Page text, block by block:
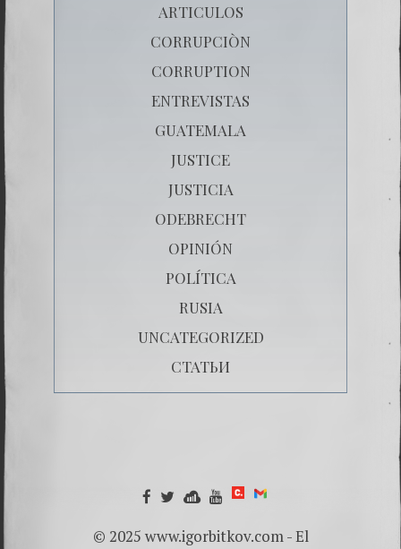
ARTICULOS
CORRUPCIÒN
CORRUPTION
ENTREVISTAS
GUATEMALA
JUSTICE
JUSTICIA
ODEBRECHT
OPINIÓN
POLÍTICA
RUSIA
UNCATEGORIZED
СТАТЬИ
© 2025 www.igorbitkov.com - El